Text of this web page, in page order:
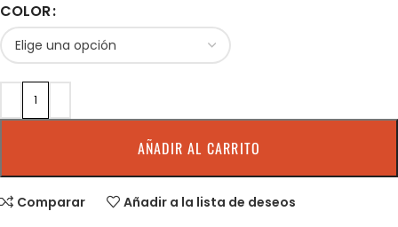
COLOR
AÑADIR AL CARRITO
Comparar Añadir a la lista de deseos